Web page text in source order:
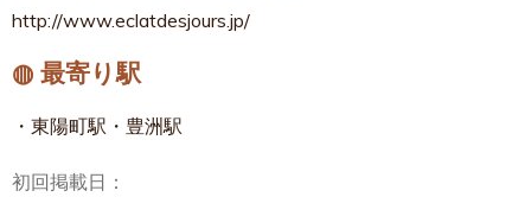
http://www.eclatdesjours.jp/
◍ 最寄り駅
・東陽町駅・豊洲駅
初回掲載日：